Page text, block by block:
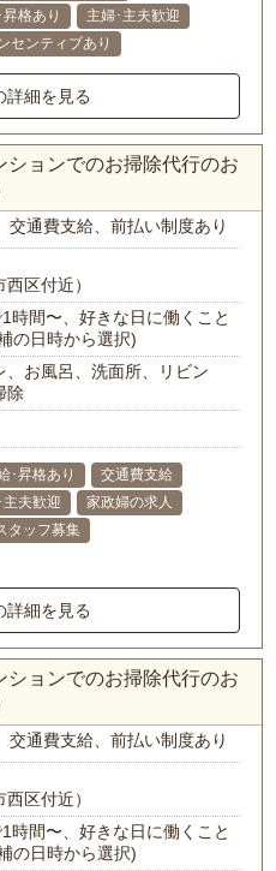
格あり
主婦･主夫歓迎
センティブあり
詳細を見る
ョンでのお掃除代行のお
、交通費支給、前払い制度あり
西区付近）
時間〜、好きな日に働くこと
の日時から選択)
、お風呂、洗面所、リビン
除
･昇格あり
交通費支給
主夫歓迎
家政婦の求人
タッフ募集
詳細を見る
ションでのお掃除代行のお
、交通費支給、前払い制度あり
西区付近）
時間〜、好きな日に働くこと
の日時から選択)